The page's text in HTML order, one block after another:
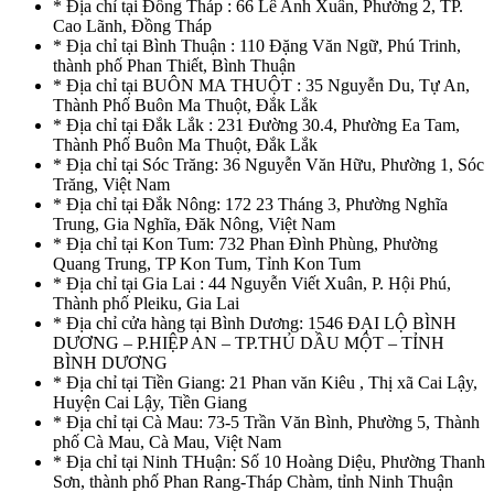
* Địa chỉ tại Đồng Tháp : 66 Lê Anh Xuân, Phường 2, TP.
Cao Lãnh, Đồng Tháp
* Địa chỉ tại Bình Thuận : 110 Đặng Văn Ngữ, Phú Trinh,
thành phố Phan Thiết, Bình Thuận
* Địa chỉ tại BUÔN MA THUỘT : 35 Nguyễn Du, Tự An,
Thành Phố Buôn Ma Thuột, Đắk Lắk
* Địa chỉ tại Đắk Lắk : 231 Đường 30.4, Phường Ea Tam,
Thành Phố Buôn Ma Thuột, Đắk Lắk
* Địa chỉ tại Sóc Trăng: 36 Nguyễn Văn Hữu, Phường 1, Sóc
Trăng, Việt Nam
* Địa chỉ tại Đắk Nông: 172 23 Tháng 3, Phường Nghĩa
Trung, Gia Nghĩa, Đăk Nông, Việt Nam
* Địa chỉ tại Kon Tum: 732 Phan Đình Phùng, Phường
Quang Trung, TP Kon Tum, Tỉnh Kon Tum
* Địa chỉ tại Gia Lai : 44 Nguyễn Viết Xuân, P. Hội Phú,
Thành phố Pleiku, Gia Lai
* Địa chỉ cửa hàng tại Bình Dương: 1546 ĐẠI LỘ BÌNH
DƯƠNG – P.HIỆP AN – TP.THỦ DẦU MỘT – TỈNH
BÌNH DƯƠNG
* Địa chỉ tại Tiền Giang: 21 Phan văn Kiêu , Thị xã Cai Lậy,
Huyện Cai Lậy, Tiền Giang
* Địa chỉ tại Cà Mau: 73-5 Trần Văn Bình, Phường 5, Thành
phố Cà Mau, Cà Mau, Việt Nam
* Địa chỉ tại Ninh THuận: Số 10 Hoàng Diệu, Phường Thanh
Sơn, thành phố Phan Rang-Tháp Chàm, tỉnh Ninh Thuận